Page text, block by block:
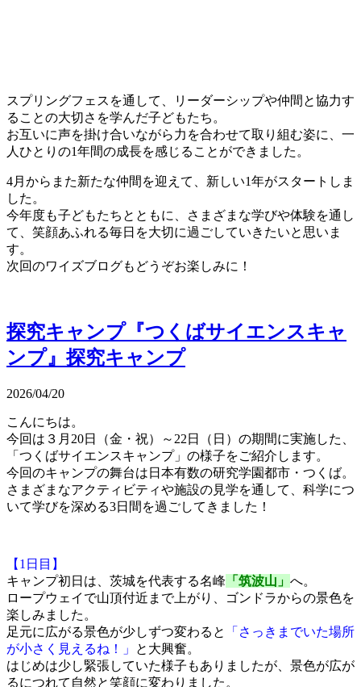
スプリングフェスを通して、リーダーシップや仲間と協力す
ることの大切さを学んだ子どもたち。
お互いに声を掛け合いながら力を合わせて取り組む姿に、一
人ひとりの1年間の成長を感じることができました。
4月からまた新たな仲間を迎えて、新しい1年がスタートしま
した。
今年度も子どもたちとともに、さまざまな学びや体験を通し
て、笑顔あふれる毎日を大切に過ごしていきたいと思いま
す。
次回のワイズブログもどうぞお楽しみに！
探究キャンプ『つくばサイエンスキャ
ンプ』 探究キャンプ
2026/04/20
こんにちは。
今回は３月20日（金・祝）～22日（日）の期間に実施した、
「つくばサイエンスキャンプ」の様子をご紹介します。
今回のキャンプの舞台は日本有数の研究学園都市・つくば。
さまざまなアクティビティや施設の見学を通して、科学につ
いて学びを深める3日間を過ごしてきました！
【1日目】
キャンプ初日は、茨城を代表する名峰 「筑波山」 へ。
ロープウェイで山頂付近まで上がり、ゴンドラからの景色を
楽しみました。
足元に広がる景色が少しずつ変わると
「さっきまでいた場所
が小さく見えるね！」
と大興奮。
はじめは少し緊張していた様子もありましたが、景色が広が
るにつれて自然と笑顔に変わりました。